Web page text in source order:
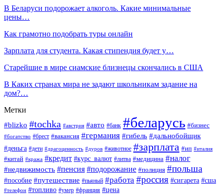
В Беларуси подорожает алкоголь. Какие минимальные
цены…
Как грамотно подобрать туры онлайн
Зарплата для студента. Какая стипендия будет у…
Старейшие в мире сиамские близнецы скончались в США
В Каких странах мира не задают школьникам задание на
дом?…
Метки
#blizko #tochka #австрия #авто #банк #беларусь #бизнес
#богатство #брест #вакансия #германия #гибель #дальнобойщик
#деньга #дети #драгоценность #дуров #животное #зарплата #ип #италия
#китай #кража #кредит #курс_валют #литва #медицина #налог
#недвижимость #пенсия #подорожание #полиция #польша
#пособие #путешествие #пьяный #работа #россия #сигарета #сша
#телефон #топливо #умер #франция #цена